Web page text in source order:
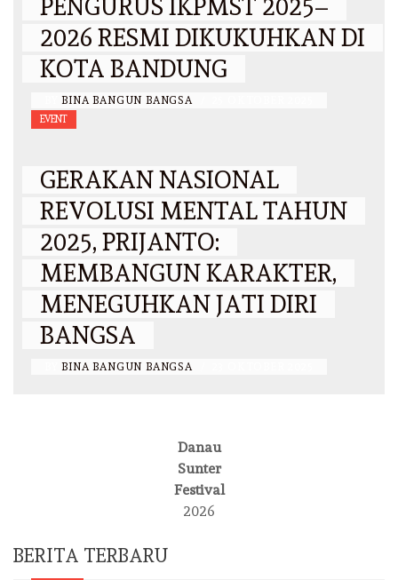
PENGURUS IKPMST 2025–
2026 RESMI DIKUKUHKAN DI
KOTA BANDUNG
BINA BANGUN BANGSA
EVENT
GERAKAN NASIONAL
REVOLUSI MENTAL TAHUN
2025, PRIJANTO:
MEMBANGUN KARAKTER,
MENEGUHKAN JATI DIRI
BANGSA
BINA BANGUN BANGSA
Danau
Sunter
Festival
2026
BERITA TERBARU